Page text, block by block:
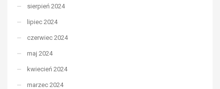
sierpień 2024
lipiec 2024
czerwiec 2024
maj 2024
kwiecień 2024
marzec 2024